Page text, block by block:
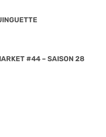
#44 – SAISON 28